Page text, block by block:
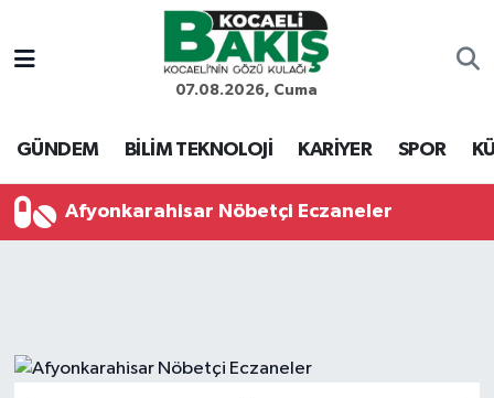
07.08.2026, Cuma
GÜNDEM BİLİM TEKNOLOJİ KARİYER SPOR
Afyonkarahisar Nöbetçi Eczaneler
Kocaeli Nöbetçi Eczaneler
Kocaeli Hava Durumu
Son Dakika Haberleri